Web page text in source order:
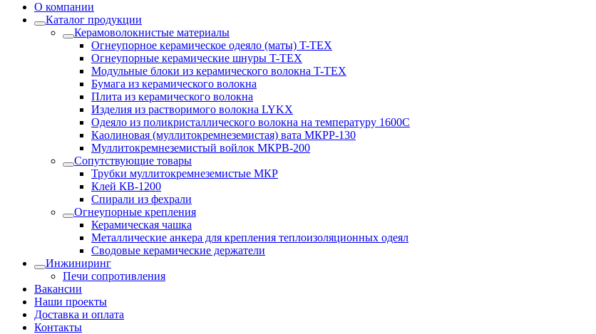
О компании
Каталог продукции
Керамоволокнистые материалы
Огнеупорное керамическое одеяло (маты) T-TEX
Огнеупорные керамические шнуры T-TEX
Модульные блоки из керамического волокна T-TEX
Бумага из керамического волокна
Плита из керамического волокна
Изделия из растворимого волокна LYKX
Одеяло из поликристаллического волокна на температуру 1600С
Каолиновая (муллитокремнеземистая) вата МКРР-130
Муллитокремнеземистый войлок МКРВ-200
Сопутствующие товары
Трубки муллитокремнеземистые МКР
Клей КВ-1200
Спирали из фехрали
Огнеупорные крепления
Керамическая чашка
Металлические анкера для крепления теплоизоляционных одеял
Сводовые керамические держатели
Инжиниринг
Печи сопротивления
Вакансии
Наши проекты
Доставка и оплата
Контакты